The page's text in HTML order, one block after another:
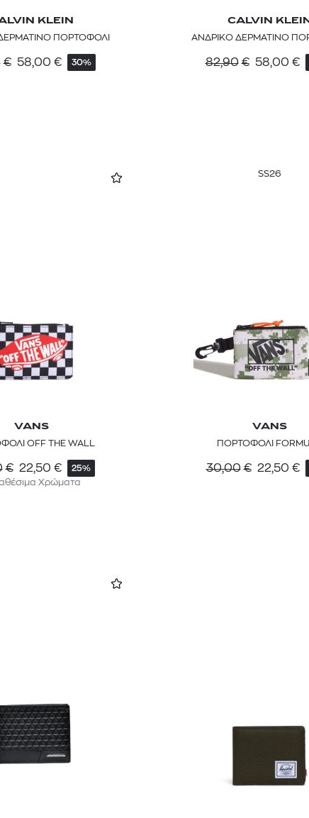
KLEIN
ΠΟΡΤΟΦΟΛΙ
€ 58,00 € 30%
CALVIN
ΑΝΔΡΙΚΟ ΔΕΡΜΑΤΙΝΟ
82,90 € 58,00 €
VANS
OFF THE WALL
€ 22,50 € 25%
Χρώματα
SS26
VANS
ΠΟΡΤΟΦΟΛΙ
30,00 € 22,50 €